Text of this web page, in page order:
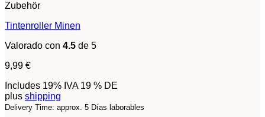
Zubehör
Tintenroller Minen
Valorado con 4.5 de 5
9,99 €
Includes 19% IVA 19 % DE
plus shipping
Delivery Time: approx. 5 Días laborables